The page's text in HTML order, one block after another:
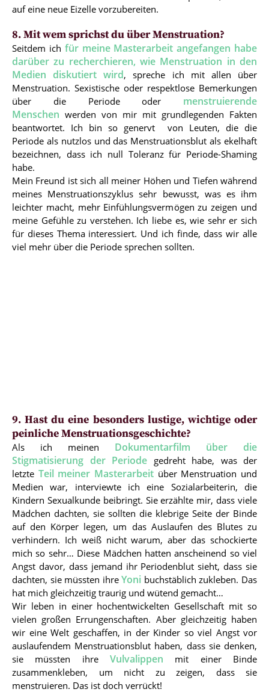
auf eine neue Eizelle vorzubereiten.
8. Mit wem sprichst du über Menstruation?
Seitdem ich für meine Masterarbeit angefangen habe
darüber zu recherchieren, wie Menstruation in den
Medien diskutiert wird, spreche ich mit allen über
Menstruation. Sexistische oder respektlose Bemerkungen
über die Periode oder menstruierende
Menschen werden von mir mit grundlegenden Fakten
beantwortet. Ich bin so genervt von Leuten, die die
Periode als nutzlos und das Menstruationsblut als ekelhaft
bezeichnen, dass ich null Toleranz für Periode-Shaming
habe.
Mein Freund ist sich all meiner Höhen und Tiefen während
meines Menstruationszyklus sehr bewusst, was es ihm
leichter macht, mehr Einfühlungsvermögen zu zeigen und
meine Gefühle zu verstehen. Ich liebe es, wie sehr er sich
für dieses Thema interessiert. Und ich finde, dass wir alle
viel mehr über die Periode sprechen sollten.
9. Hast du eine besonders lustige, wichtige oder
peinliche Menstruationsgeschichte?
Als ich meinen Dokumentarfilm über die
Stigmatisierung der Periode gedreht habe, was der
letzte Teil meiner Masterarbeit über Menstruation und
Medien war, interviewte ich eine Sozialarbeiterin, die
Kindern Sexualkunde beibringt. Sie erzählte mir, dass viele
Mädchen dachten, sie sollten die klebrige Seite der Binde
auf den Körper legen, um das Auslaufen des Blutes zu
verhindern. Ich weiß nicht warum, aber das schockierte
mich so sehr… Diese Mädchen hatten anscheinend so viel
Angst davor, dass jemand ihr Periodenblut sieht, dass sie
dachten, sie müssten ihreYoni buchstäblich zukleben. Das
hat mich gleichzeitig traurig und wütend gemacht…
Wir leben in einer hochentwickelten Gesellschaft mit so
vielen großen Errungenschaften. Aber gleichzeitig haben
wir eine Welt geschaffen, in der Kinder so viel Angst vor
auslaufendem Menstruationsblut haben, dass sie denken,
sie müssten ihre Vulvalippen mit einer Binde
zusammenkleben, um nicht zu zeigen, dass sie
menstruieren. Das ist doch verrückt!